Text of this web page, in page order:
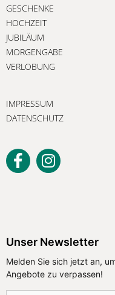
GESCHENKE
HOCHZEIT
JUBILÄUM
MORGENGABE
VERLOBUNG
IMPRESSUM
DATENSCHUTZ
Unser Newsletter
Melden Sie sich jetzt an,
Angebote zu verpassen!